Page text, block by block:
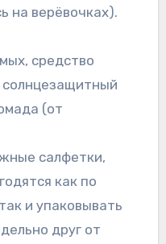
на верёвочках).
средство
солнцезащитный
(от
салфетки,
как по
и упаковывать
друг от